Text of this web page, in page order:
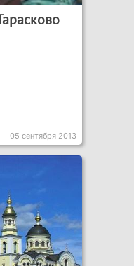
05 сентября 2013